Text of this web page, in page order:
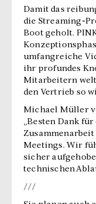
Damit das
die Streaming-
Boot geholt.
umfangreiche
ihr profundes
Mitarbeitern
den Vertrieb so
Michael Müller
„Besten Dank
Zusammenarbeit
Meetings. Wir
sicher
technischen
///